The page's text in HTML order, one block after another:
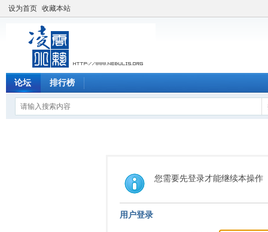
设为首页 收藏本站
论坛 排行榜
您需要先登录才能继续本操作
用户登录